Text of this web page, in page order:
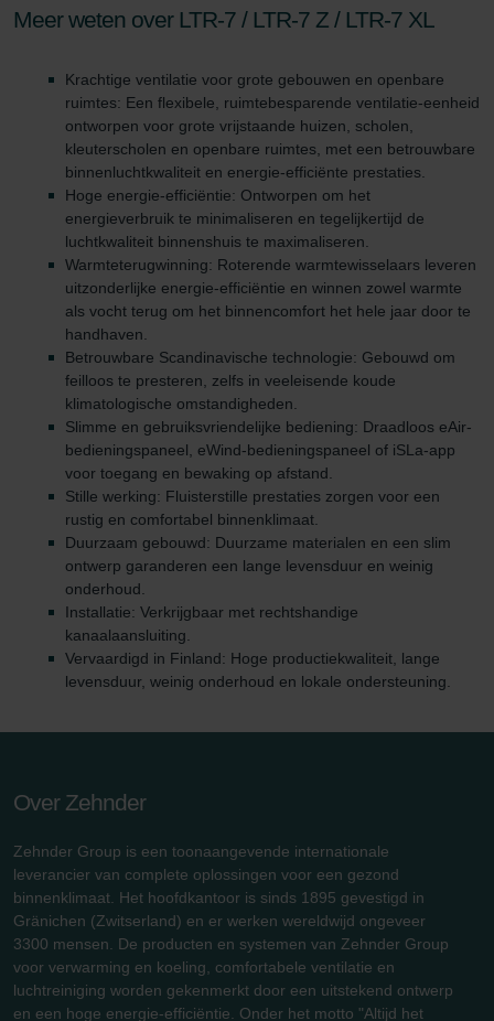
Meer weten over LTR-7 / LTR-7 Z / LTR-7 XL
Krachtige ventilatie voor grote gebouwen en openbare
ruimtes: Een flexibele, ruimtebesparende ventilatie-eenheid
ontworpen voor grote vrijstaande huizen, scholen,
kleuterscholen en openbare ruimtes, met een betrouwbare
binnenluchtkwaliteit en energie-efficiënte prestaties.
Hoge energie-efficiëntie: Ontworpen om het
energieverbruik te minimaliseren en tegelijkertijd de
luchtkwaliteit binnenshuis te maximaliseren.
Warmteterugwinning: Roterende warmtewisselaars leveren
uitzonderlijke energie-efficiëntie en winnen zowel warmte
als vocht terug om het binnencomfort het hele jaar door te
handhaven.
Betrouwbare Scandinavische technologie: Gebouwd om
feilloos te presteren, zelfs in veeleisende koude
klimatologische omstandigheden.
Slimme en gebruiksvriendelijke bediening: Draadloos eAir-
bedieningspaneel, eWind-bedieningspaneel of iSLa-app
voor toegang en bewaking op afstand.
Stille werking: Fluisterstille prestaties zorgen voor een
rustig en comfortabel binnenklimaat.
Duurzaam gebouwd: Duurzame materialen en een slim
ontwerp garanderen een lange levensduur en weinig
onderhoud.
Installatie: Verkrijgbaar met rechtshandige
kanaalaansluiting.
Vervaardigd in Finland: Hoge productiekwaliteit, lange
levensduur, weinig onderhoud en lokale ondersteuning.
Over Zehnder
Zehnder Group is een toonaangevende internationale
leverancier van complete oplossingen voor een gezond
binnenklimaat. Het hoofdkantoor is sinds 1895 gevestigd in
Gränichen (Zwitserland) en er werken wereldwijd ongeveer
3300 mensen. De producten en systemen van Zehnder Group
voor verwarming en koeling, comfortabele ventilatie en
luchtreiniging worden gekenmerkt door een uitstekend ontwerp
en een hoge energie-efficiëntie. Onder het motto "Altijd het